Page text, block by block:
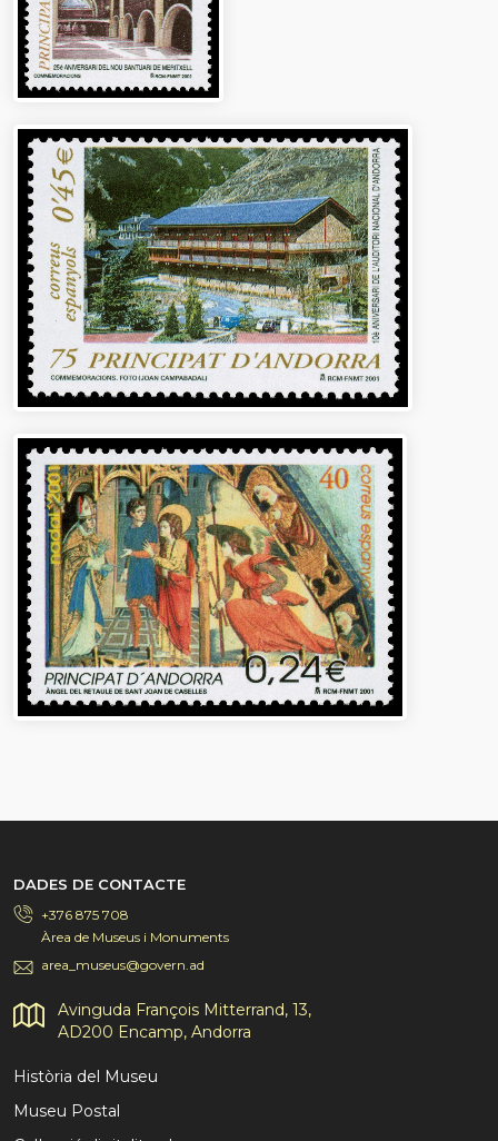
DADES DE CONTACTE
+376 875 708
Àrea de Museus i Monuments
area_museus@govern.ad
Avinguda François Mitterrand, 13,
AD200 Encamp, Andorra
Història del Museu
Museu Postal